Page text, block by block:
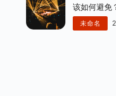
该如何避免
未命名